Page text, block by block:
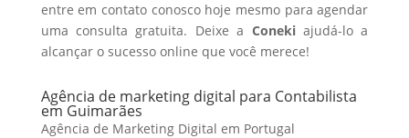
entre em contato conosco hoje mesmo para agendar
uma consulta gratuita. Deixe a Conekiajudá-lo a
alcançar o sucesso online que você merece!
Agência de marketing digital para Contabilista
em Guimarães
Agência de Marketing Digital em Portugal